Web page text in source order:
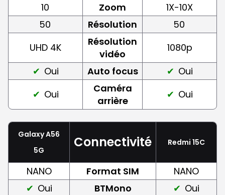
10 Zoom
1X-10X
50
Résolution
50
UHD 4K
Résolution
vidéo
1080p
Oui
Auto focus
Oui
Oui
Caméra
arrière
Oui
Galaxy A56
5G
Connectivité Redmi 15C
NANO Format SIM
NANO
Oui
BTMono
Oui